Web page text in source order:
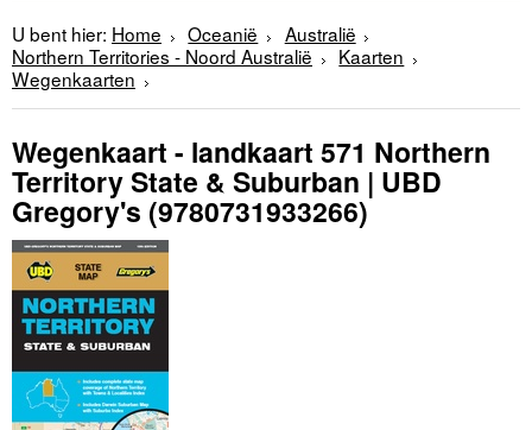
U bent hier: Home Oceanië
Australië
Northern Territories - Noord Australië
Kaarten
Wegenkaarten
Wegenkaart - landkaart 571 Northern
Territory State & Suburban | UBD
Gregory's (9780731933266)